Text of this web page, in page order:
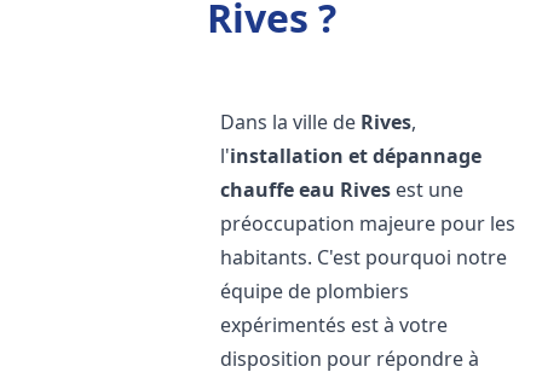
Rives ?
Dans la ville de Rives,
l'installation et dépannage
chauffe eau Rives est une
préoccupation majeure pour les
habitants. C'est pourquoi notre
équipe de plombiers
expérimentés est à votre
disposition pour répondre à